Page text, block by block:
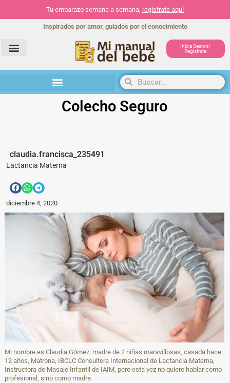
Tu embarazo semana a semana, regístrate aquí
Inspirados por amor, guiados por el conocimiento
Inicia Sesion/
Registrate
Colecho Seguro
claudia.francisca_235491
Lactancia Materna
diciembre 4, 2020
Mi nombre es Claudia Gómez, madre de 2 niñas maravillosas, casada hace
12 años, Matrona, IBCLC Consultora Internacional de Lactancia Materna,
Instructora de Masaje Infantil de IAIM, pero esta vez no quiero hablar como
profesional, sino como madre.